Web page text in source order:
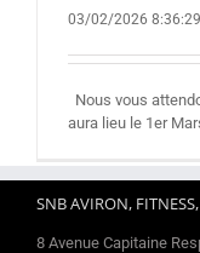
03/02/2026 8:36:29
Nous vous
aura lieu le 1er
SNB AVIRON,
8 Avenue Capitaine